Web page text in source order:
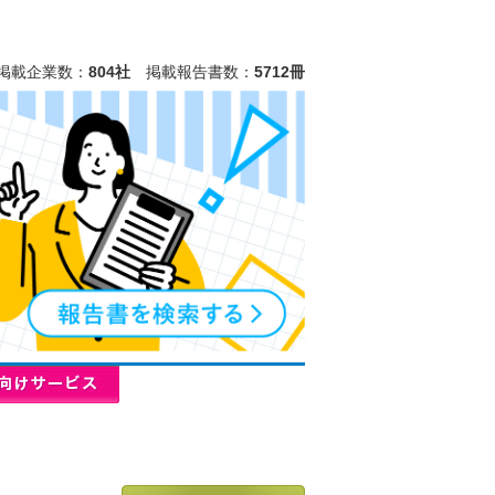
載企業数： 804社 掲載報告書数： 5712冊